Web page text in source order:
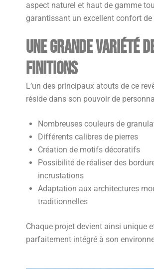
aspect naturel et haut de gamme
garantissant un excellent confort de
Une grande variété
finitions
L’un des principaux atouts de ce
réside dans son pouvoir de
Nombreuses couleurs de
Différents calibres de pierres
Création de motifs décoratifs
Possibilité de réaliser des
incrustations
Adaptation aux architectures
traditionnelles
Chaque projet devient ainsi unique
parfaitement intégré à son